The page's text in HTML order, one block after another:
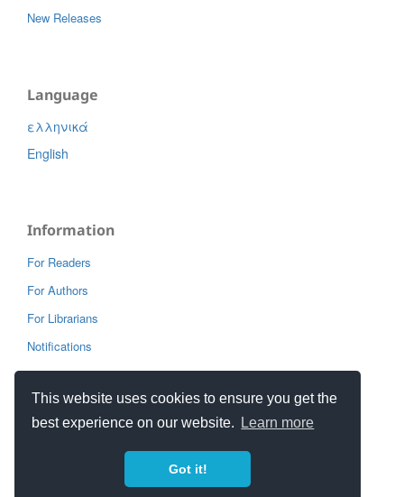
This website uses cookies to ensure you get the
best experience on our website.
Learn more
Got it!
New Releases
Language
ελληνικά
English
Information
For Readers
For Authors
For Librarians
Notifications